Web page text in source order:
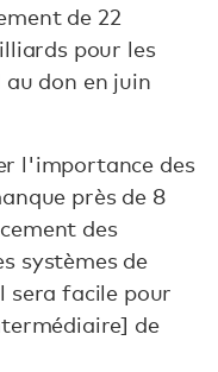
de 22
pour les
au don en juin
l'importance des
près de 8
des
systèmes de
sera facile pour
de